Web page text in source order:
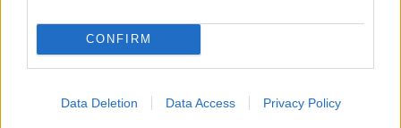
CONFIRM
Data Deletion Data Access Privacy Policy
NEMANJA MATIC